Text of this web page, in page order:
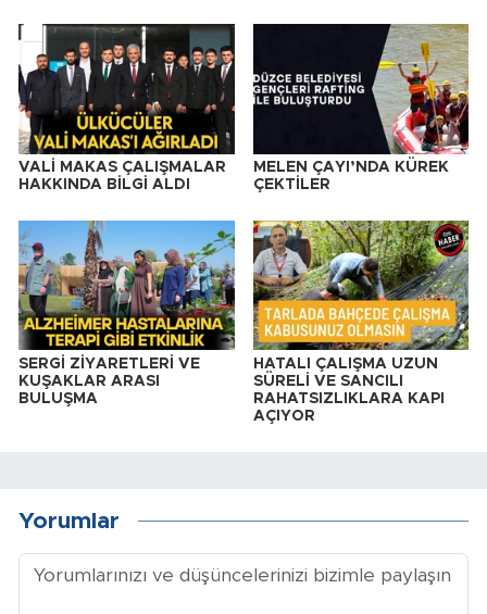
VALİ MAKAS ÇALIŞMALAR
HAKKINDA BİLGİ ALDI
MELEN ÇAYI’NDA KÜREK
ÇEKTİLER
SERGİ ZİYARETLERİ VE
KUŞAKLAR ARASI
BULUŞMA
HATALI ÇALIŞMA UZUN
SÜRELİ VE SANCILI
RAHATSIZLIKLARA KAPI
AÇIYOR
Yorumlar